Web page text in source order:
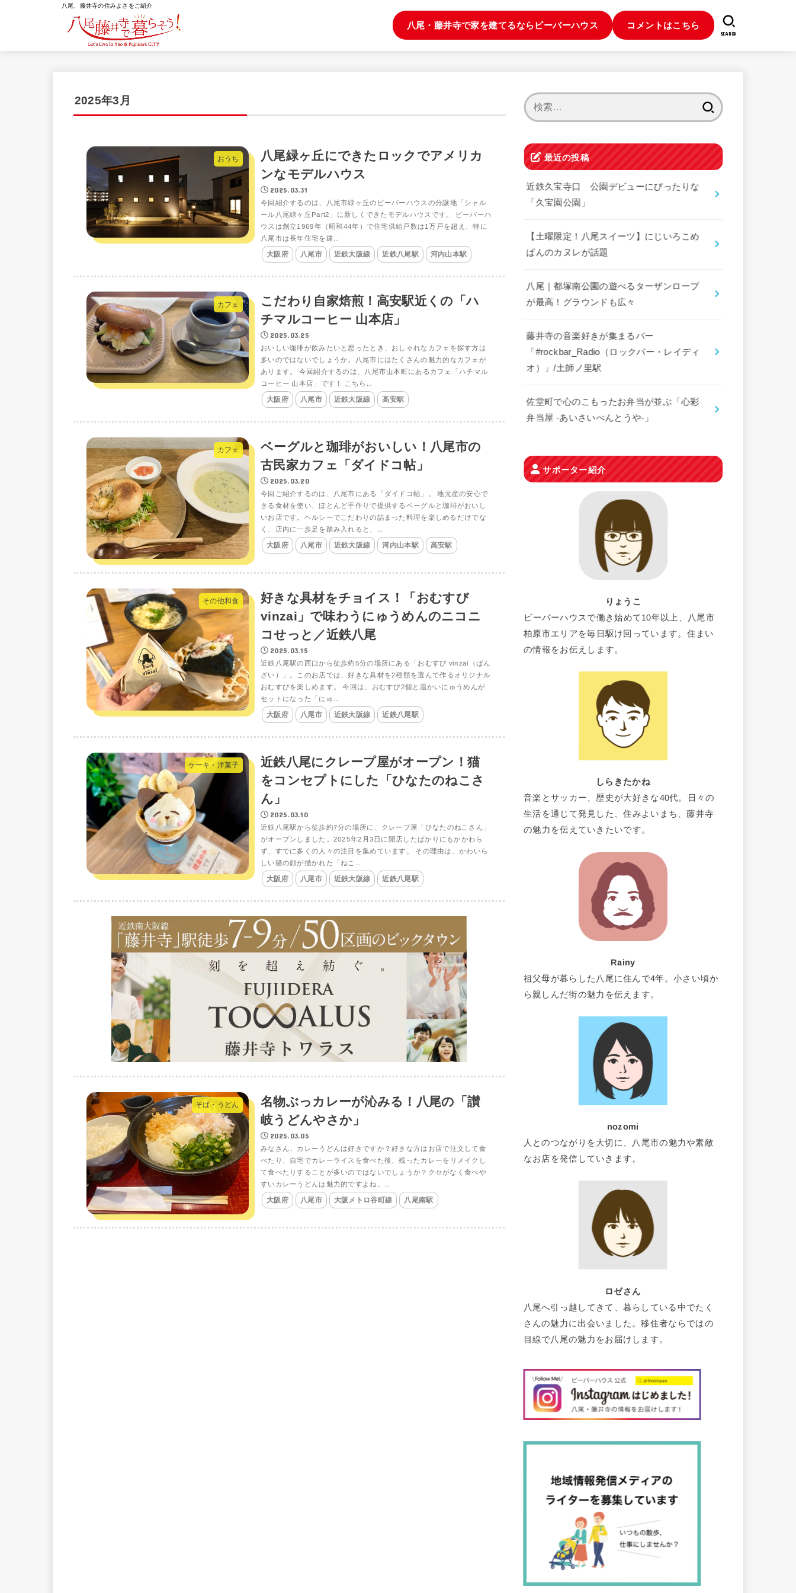
八尾、藤井寺の住みよさをご紹介
八尾・藤井寺で家を建てるならビーバーハウス コメントはこちら
SEARCH
2025年3月
おうち
八尾緑ヶ丘にできたロックでアメリカ
ンなモデルハウス
2025.03.31
今回紹介するのは、八尾市緑ヶ丘のビーバーハウスの分譲地「シャル
ール八尾緑ヶ丘Part2」に新しくできたモデルハウスです。 ビーバーハ
ウスは創立1969年（昭和44年）で住宅供給戸数は1万戸を超え、特に
八尾市は長年住宅を建...
大阪府 八尾市 近鉄大阪線 近鉄八尾駅 河内山本駅
カフェ
こだわり自家焙煎！高安駅近くの「ハ
チマルコーヒー 山本店」
2025.03.25
おいしい珈琲が飲みたいと思ったとき、おしゃれなカフェを探す方は
多いのではないでしょうか。八尾市にはたくさんの魅力的なカフェが
あります。 今回紹介するのは、八尾市山本町にあるカフェ「ハチマル
コーヒー 山本店」です！ こちら...
大阪府 八尾市 近鉄大阪線 高安駅
カフェ
ベーグルと珈琲がおいしい！八尾市の
古民家カフェ「ダイドコ帖」
2025.03.20
今回ご紹介するのは、八尾市にある「ダイドコ帖」。 地元産の安心で
きる食材を使い、ほとんど手作りで提供するベーグルと珈琲がおいし
いお店です。ヘルシーでこだわりの詰まった料理を楽しめるだけでな
く、店内に一歩足を踏み入れると、...
大阪府 八尾市 近鉄大阪線 河内山本駅 高安駅
その他和食
好きな具材をチョイス！「おむすび
vinzai」で味わうにゅうめんのニコニ
コせっと／近鉄八尾
2025.03.15
近鉄八尾駅の西口から徒歩約5分の場所にある「おむすび vinzai（ばん
ざい）」。このお店では、好きな具材を2種類を選んで作るオリジナル
おむすびを楽しめます。 今回は、おむすび2個と温かいにゅうめんが
セットになった「にゅ...
大阪府 八尾市 近鉄大阪線 近鉄八尾駅
ケーキ・洋菓子
近鉄八尾にクレープ屋がオープン！猫
をコンセプトにした「ひなたのねこさ
ん」
2025.03.10
近鉄八尾駅から徒歩約7分の場所に、クレープ屋「ひなたのねこさん」
がオープンしました。2025年2月3日に開店したばかりにもかかわら
ず、すでに多くの人々の注目を集めています。 その理由は、かわいら
しい猫の顔が描かれた「ねこ...
大阪府 八尾市 近鉄大阪線 近鉄八尾駅
そば・うどん
名物ぶっカレーが沁みる！八尾の「讃
岐うどんやさか」
2025.03.05
みなさん、カレーうどんは好きですか？好きな方はお店で注文して食
べたり、自宅でカレーライスを食べた後、残ったカレーをリメイクし
て食べたりすることが多いのではないでしょうか？クセがなく食べや
すいカレーうどんは魅力的ですよね。...
大阪府 八尾市 大阪メトロ谷町線 八尾南駅
最近の投稿
近鉄久宝寺口 公園デビューにぴったりな
「久宝園公園」
【土曜限定！八尾スイーツ】にじいろこめ
ぱんのカヌレが話題
八尾｜都塚南公園の遊べるターザンロープ
が最高！グラウンドも広々
藤井寺の音楽好きが集まるバー
「#rockbar_Radio（ロックバー・レイディ
オ）」/土師ノ里駅
佐堂町で心のこもったお弁当が並ぶ「心彩
弁当屋 -あいさいべんとうや-」
サポーター紹介
りょうこ
ビーバーハウスで働き始めて10年以上、八尾市
柏原市エリアを毎日駆け回っています。住まい
の情報をお伝えします。
しらきたかね
音楽とサッカー、歴史が大好きな40代。日々の
生活を通じて発見した、住みよいまち、藤井寺
の魅力を伝えていきたいです。
Rainy
祖父母が暮らした八尾に住んで4年。小さい頃か
ら親しんだ街の魅力を伝えます。
nozomi
人とのつながりを大切に、八尾市の魅力や素敵
なお店を発信していきます。
ロゼさん
八尾へ引っ越してきて、暮らしている中でたく
さんの魅力に出会いました。移住者ならではの
目線で八尾の魅力をお届けします。